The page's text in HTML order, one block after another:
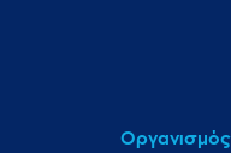
Οργανισμός